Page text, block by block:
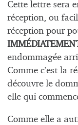
Cette lettre sera
réception, ou
réception pour
endommagée
Comme c’est la
découvre le
elle qui
Comme elle a